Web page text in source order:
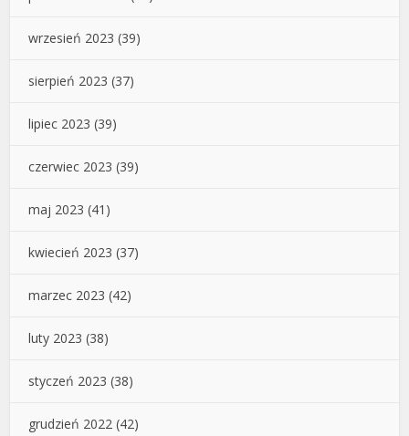
wrzesień 2023 (39)
sierpień 2023 (37)
lipiec 2023 (39)
czerwiec 2023 (39)
maj 2023 (41)
kwiecień 2023 (37)
marzec 2023 (42)
luty 2023 (38)
styczeń 2023 (38)
grudzień 2022 (42)